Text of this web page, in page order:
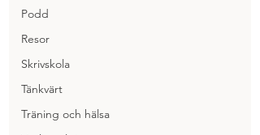
Podd
Resor
Skrivskola
Tänkvärt
Träning och hälsa